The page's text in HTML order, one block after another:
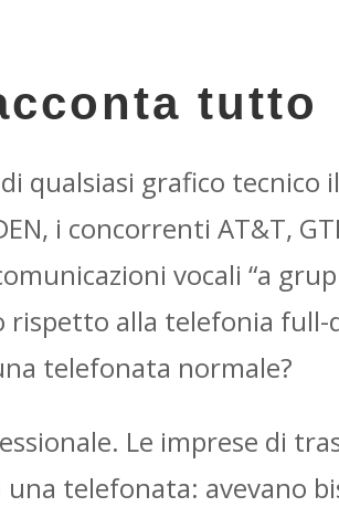
tutto
qualsiasi grafico
i concorrenti AT&T,
vocali “a
alla telefonia
telefonata normale?
Le imprese di
telefonata: avevano